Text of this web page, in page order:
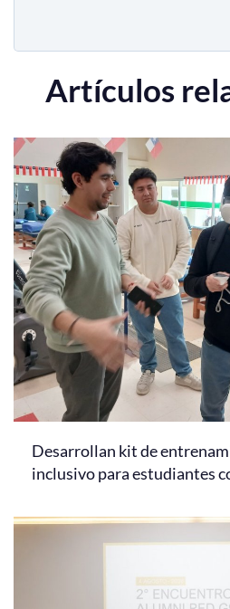
Artículos
Desarrollan kit de
inclusivo para estudiantes